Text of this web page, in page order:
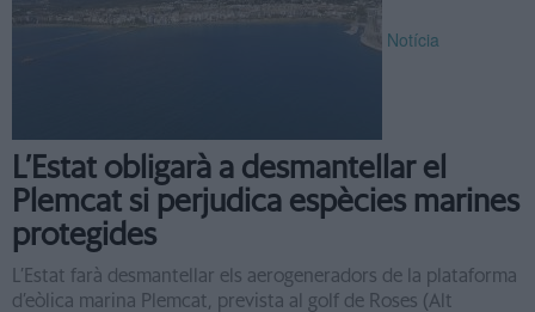
Notícia
L’Estat obligarà a desmantellar el
Plemcat si perjudica espècies marines
protegides
L’Estat farà desmantellar els aerogeneradors de la plataforma
d’eòlica marina Plemcat, prevista al golf de Roses (Alt